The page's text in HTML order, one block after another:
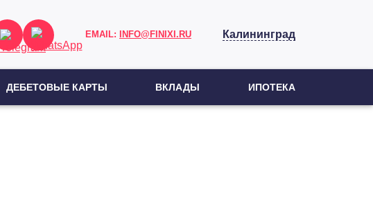
EMAIL: INFO@FINIXI.RU Калининград
ДЕБЕТОВЫЕ КАРТЫ ВКЛАДЫ ИПОТЕКА